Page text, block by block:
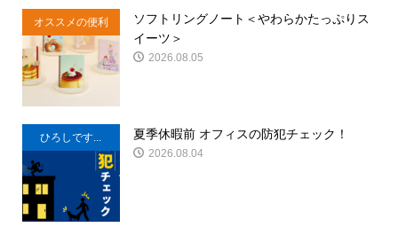
オススメの便利
商品
ソフトリングノート＜やわらかたっぷりス
イーツ＞
2026.08.05
ひろしです... 夏季休暇前 オフィスの防犯チェック！
2026.08.04